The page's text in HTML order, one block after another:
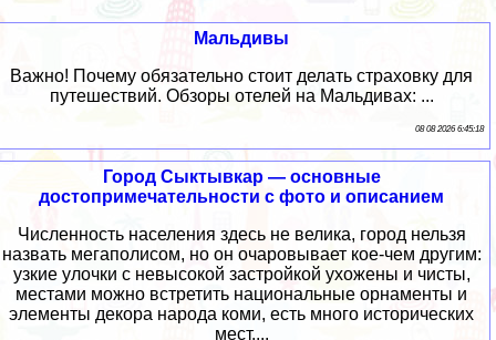
Мальдивы
Важно! Почему обязательно стоит делать страховку для
путешествий. Обзоры отелей на Мальдивах: ...
08 08 2026 6:45:18
Город Сыктывкар — основные
достопримечательности с фото и описанием
Численность населения здесь не велика, город нельзя
назвать мегаполисом, но он очаровывает кое-чем другим:
узкие улочки с невысокой застройкой ухожены и чисты,
местами можно встретить национальные орнаменты и
элементы декора народа коми, есть много исторических
мест....